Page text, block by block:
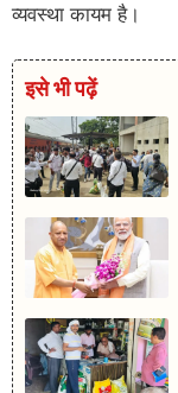
व्यवस्था कायम है।
इसे भी पढ़ें